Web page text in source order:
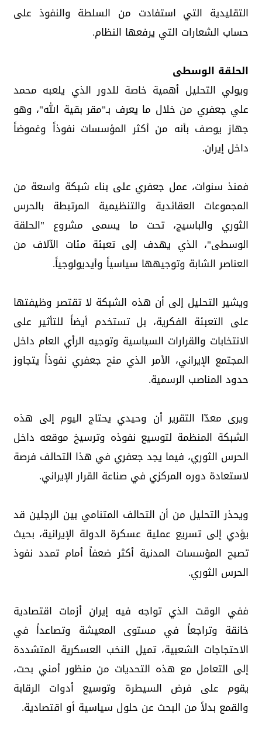
التقليدية التي استفادت من السلطة والنفوذ على
حساب الشعارات التي يرفعها النظام.
الحلقة الوسطى
ويولي التحليل أهمية خاصة للدور الذي يلعبه محمد
علي جعفري من خلال ما يعرف بـ"مقر بقية الله"، وهو
جهاز يوصف بأنه من أكثر المؤسسات نفوذاً وغموضاً
داخل إيران.
فمنذ سنوات، عمل جعفري على بناء شبكة واسعة من
المجموعات العقائدية والتنظيمية المرتبطة بالحرس
الثوري والباسيج، تحت ما يسمى مشروع "الحلقة
الوسطى"، الذي يهدف إلى تعبئة مئات الآلاف من
العناصر الشابة وتوجيهها سياسياً وأيديولوجياً.
ويشير التحليل إلى أن هذه الشبكة لا تقتصر وظيفتها
على التعبئة الفكرية، بل تستخدم أيضاً للتأثير على
الانتخابات والقرارات السياسية وتوجيه الرأي العام داخل
المجتمع الإيراني، الأمر الذي منح جعفري نفوذاً يتجاوز
حدود المناصب الرسمية.
ويرى معدّا التقرير أن وحيدي يحتاج اليوم إلى هذه
الشبكة المنظمة لتوسيع نفوذه وترسيخ موقعه داخل
الحرس الثوري، فيما يجد جعفري في هذا التحالف فرصة
لاستعادة دوره المركزي في صناعة القرار الإيراني.
ويحذر التحليل من أن التحالف المتنامي بين الرجلين قد
يؤدي إلى تسريع عملية عسكرة الدولة الإيرانية، بحيث
تصبح المؤسسات المدنية أكثر ضعفاً أمام تمدد نفوذ
الحرس الثوري.
ففي الوقت الذي تواجه فيه إيران أزمات اقتصادية
خانقة وتراجعاً في مستوى المعيشة وتصاعداً في
الاحتجاجات الشعبية، تميل النخب العسكرية المتشددة
إلى التعامل مع هذه التحديات من منظور أمني بحت،
يقوم على فرض السيطرة وتوسيع أدوات الرقابة
والقمع بدلاً من البحث عن حلول سياسية أو اقتصادية.